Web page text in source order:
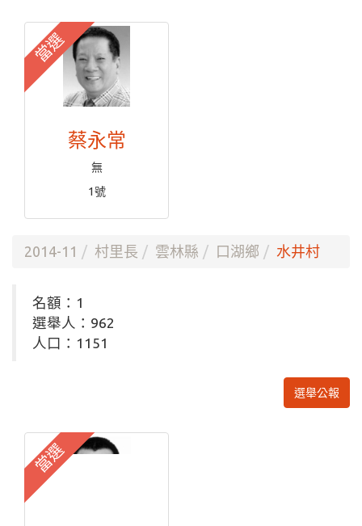
當選
蔡永常
無
1號
2014-11 村里長 雲林縣 口湖鄉 水井村
名額：1
選舉人：962
人口：1151
選舉公報
當選